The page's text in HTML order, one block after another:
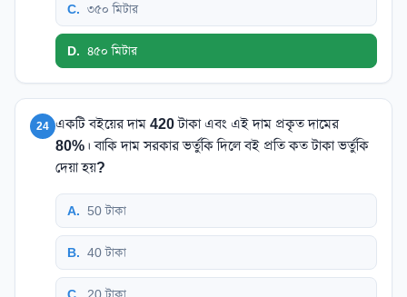
C. ৩৫০ মিটার
D. ৪৫০ মিটার
24 একটি বইয়ের দাম 420 টাকা এবং এই দাম প্রকৃত দামের
80%। বাকি দাম সরকার ভর্তুকি দিলে বই প্রতি কত টাকা ভর্তুকি
দেয়া হয়?
A. 50 টাকা
B. 40 টাকা